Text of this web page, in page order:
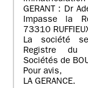
GERANT : Dr
Impasse la
73310
La société
Registre du
Sociétés de
Pour avis,
LA GERANCE.